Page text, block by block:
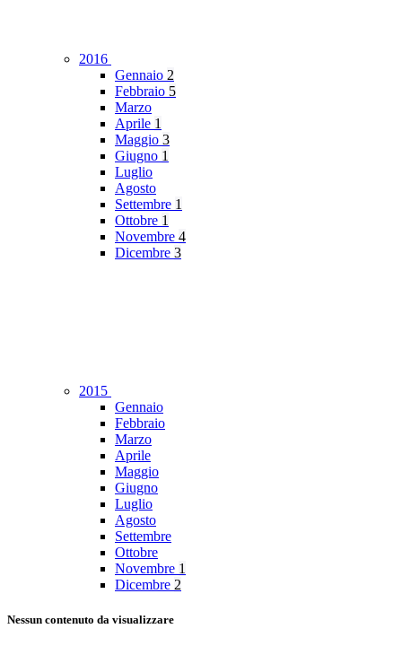
2016
Gennaio 2
Febbraio 5
Marzo
Aprile 1
Maggio 3
Giugno 1
Luglio
Agosto
Settembre 1
Ottobre 1
Novembre 4
Dicembre 3
2015
Gennaio
Febbraio
Marzo
Aprile
Maggio
Giugno
Luglio
Agosto
Settembre
Ottobre
Novembre 1
Dicembre 2
Nessun contenuto da visualizzare